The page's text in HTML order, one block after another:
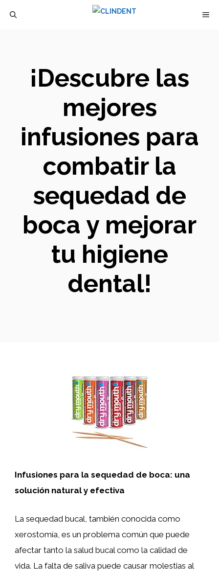
¡Descubre las
mejores
infusiones para
combatir la
sequedad de
boca y mejorar
tu higiene
dental!
Infusiones para la sequedad de boca: una
solución natural y efectiva
La sequedad bucal, también conocida como
xerostomía, es un problema común que puede
afectar tanto la salud bucal como la calidad de
vida. La falta de saliva puede causar molestias al